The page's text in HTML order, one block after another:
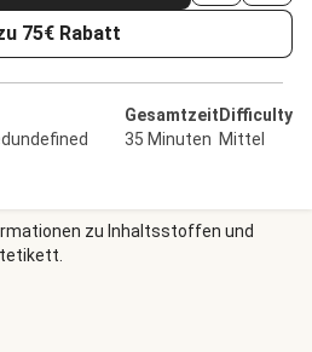
75€ Rabatt
Gesamtzeit
35 Minuten
Difficulty
Mittel
zu Inhaltsstoffen und